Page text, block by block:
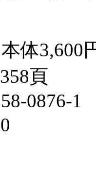
体3,600
頁
0876-1